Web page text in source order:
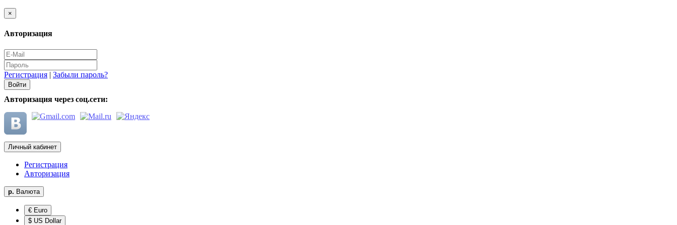
×
Авторизация
Регистрация | Забыли пароль?
Авторизация через соц.сети:
Личный кабинет
Регистрация
Авторизация
р. Валюта
€ Euro
$ US Dollar